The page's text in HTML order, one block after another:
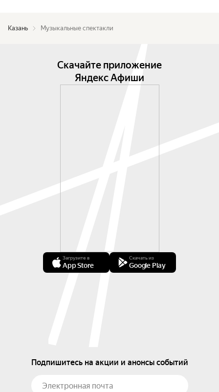
Казань Музыкальные спектакли
Скачайте приложение
Яндекс Афиши
Загрузите в
App Store
Скачать из
Google Play
Подпишитесь на акции и анонсы событий